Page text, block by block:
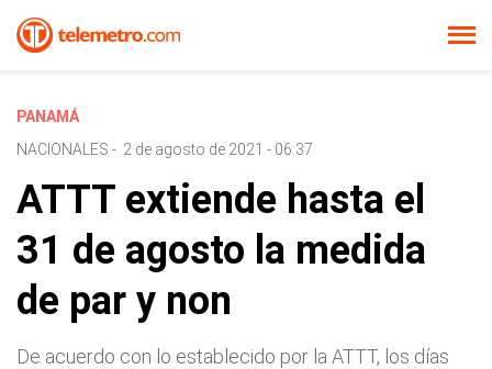
PANAMÁ
NACIONALES - 2 de agosto de 2021 - 06:37
ATTT extiende hasta el
31 de agosto la medida
de par y non
De acuerdo con lo establecido por la ATTT, los días